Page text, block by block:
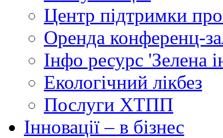
Центр підтримки
Оренда конференц-
Інфо ресурс 'Зелена
Екологічний лікбез
Послуги ХТПП
Інновації – в бізнес